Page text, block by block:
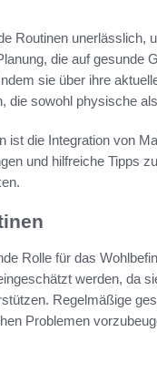
Routinen unerlässlich,
die auf gesunde
sie über ihre
die sowohl physische
ist die Integration von
und hilfreiche Tipps
Rolle für das
werden, da
Regelmäßige
Problemen